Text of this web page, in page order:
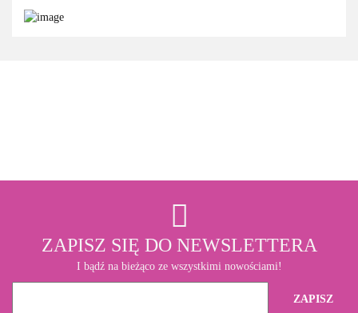
ZAPISZ SIĘ DO NEWSLETTERA
I bądź na bieżąco ze wszystkimi nowościami!